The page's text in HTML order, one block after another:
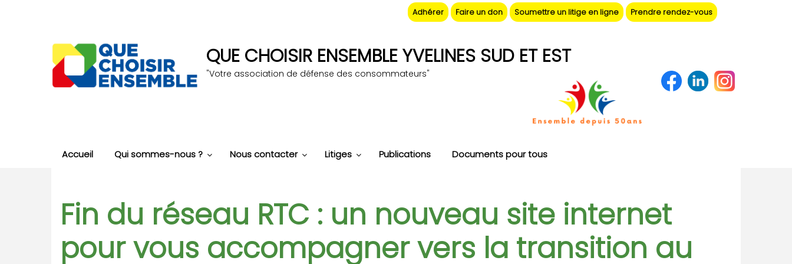
Adhérer Faire un don Soumettre un litige en ligne Prendre rendez-vous
QUE CHOISIR ENSEMBLE YVELINES SUD ET EST
"Votre association de défense des consommateurs"
Accueil Qui sommes-nous ? Nous contacter Litiges Publications Documents pour tous
Fin du réseau RTC : un nouveau site internet
pour vous accompagner vers la transition au